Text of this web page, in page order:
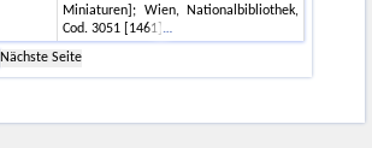
Miniaturen]; Wien, Nationalbibliothek,
Cod. 3051 [1461]
Nächste Seite